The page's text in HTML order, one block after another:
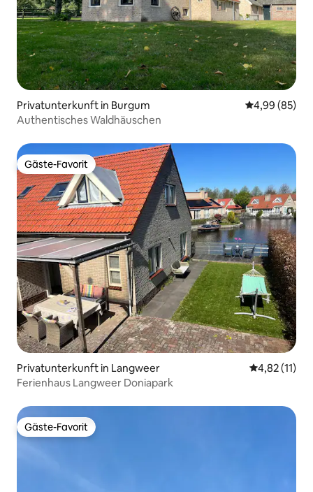
Privatunterkunft in Burgum
4,99 (85)
Authentisches Waldhäuschen
Gäste-Favorit
Gäste-Favorit
Privatunterkunft in Langweer
4,82 (11)
Ferienhaus Langweer Doniapark
Gäste-Favorit
Gäste-Favorit